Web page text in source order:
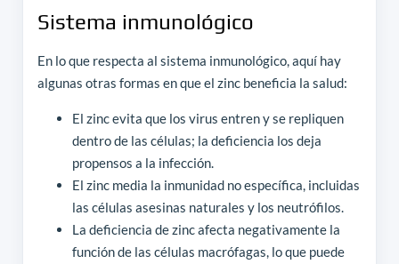
Sistema inmunológico
En lo que respecta al sistema inmunológico, aquí hay
algunas otras formas en que el zinc beneficia la salud:
El zinc evita que los virus entren y se repliquen
dentro de las células; la deficiencia los deja
propensos a la infección.
El zinc media la inmunidad no específica, incluidas
las células asesinas naturales y los neutrófilos.
La deficiencia de zinc afecta negativamente la
función de las células macrófagas, lo que puede